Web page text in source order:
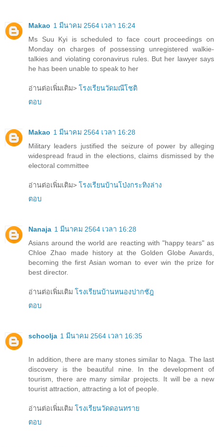
Makao 1 มีนาคม 2564 เวลา 16:24
Ms Suu Kyi is scheduled to face court proceedings on
Monday on charges of possessing unregistered walkie-
talkies and violating coronavirus rules. But her lawyer says
he has been unable to speak to her
อ่านต่อเพิ่มเติม> โรงเรียนวัดมณีโชติ
ตอบ
Makao 1 มีนาคม 2564 เวลา 16:28
Military leaders justified the seizure of power by alleging
widespread fraud in the elections, claims dismissed by the
electoral committee
อ่านต่อเพิ่มเติม> โรงเรียนบ้านโป่งกระทิงล่าง
ตอบ
Nanaja 1 มีนาคม 2564 เวลา 16:28
Asians around the world are reacting with "happy tears" as
Chloe Zhao made history at the Golden Globe Awards,
becoming the first Asian woman to ever win the prize for
best director.
อ่านต่อเพิ่มเติม โรงเรียนบ้านหนองปากชัฎ
ตอบ
schoolja 1 มีนาคม 2564 เวลา 16:35
In addition, there are many stones similar to Naga. The last
discovery is the beautiful nine. In the development of
tourism, there are many similar projects. It will be a new
tourist attraction, attracting a lot of people.
อ่านต่อเพิ่มเติม โรงเรียนวัดดอนทราย
ตอบ